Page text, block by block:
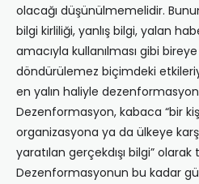
olacağı düşünülmemelidir.
bilgi kirliliği, yanlış bilgi, yalan
amacıyla kullanılması gibi
döndürülemez biçimdeki
en yalın haliyle
Dezenformasyon, kabaca “bir
organizasyona ya da ülkeye karşı
yaratılan gerçekdışı bilgi” olarak
Dezenformasyonun bu kadar